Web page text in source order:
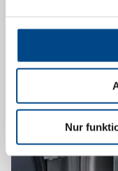
Nur
10.4.2024